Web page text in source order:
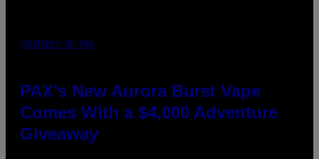
COURTESY OF PAX
PAX’s New Aurora Burst Vape
Comes With a $4,000 Adventure
Giveaway